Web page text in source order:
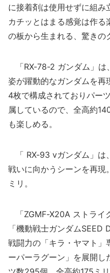
に接着剤は使用せずに組み
カチッとはまる感覚は作
の板から生まれる、驚きの
「RX-78-2 ガンダム」は
姿が躍動的なガンダムを再
4枚で構成されておりパー
属しているので、全高約
も楽しめる。
「 RX-93 vガンダム」は
戦いに向かうシーンを再
ミリ。
「ZGMF-X20A ストライ
「機動戦士ガンダムSEED
戦闘力の「キラ・ヤマト」
ーパーラグーン」を展開し